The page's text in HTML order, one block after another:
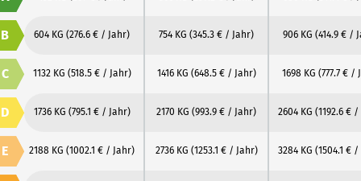
B 604 KG (276.6 € / Jahr) 754 KG (345.3 € / Jahr) 906 KG (414.9 € /
C 1132 KG (518.5 € / Jahr) 1416 KG (648.5 € / Jahr) 1698 KG (777.7 € /
D 1736 KG (795.1 € / Jahr) 2170 KG (993.9 € / Jahr) 2604 KG (1192.6 €
E 2188 KG (1002.1 € / Jahr) 2736 KG (1253.1 € / Jahr) 3284 KG (1504.1 €